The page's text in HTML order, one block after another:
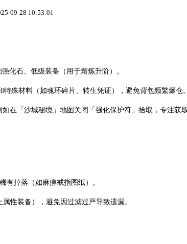
09-28 10:53:01
化石、低级装备（用于熔炼升阶）。
殊材料（如魂环碎片、转生凭证），避免背包频繁爆仓。
在「沙城秘境」地图关闭「强化保护符」拾取，专注获
有掉落（如麻痹戒指图纸）。
性装备），避免因过滤过严导致遗漏。